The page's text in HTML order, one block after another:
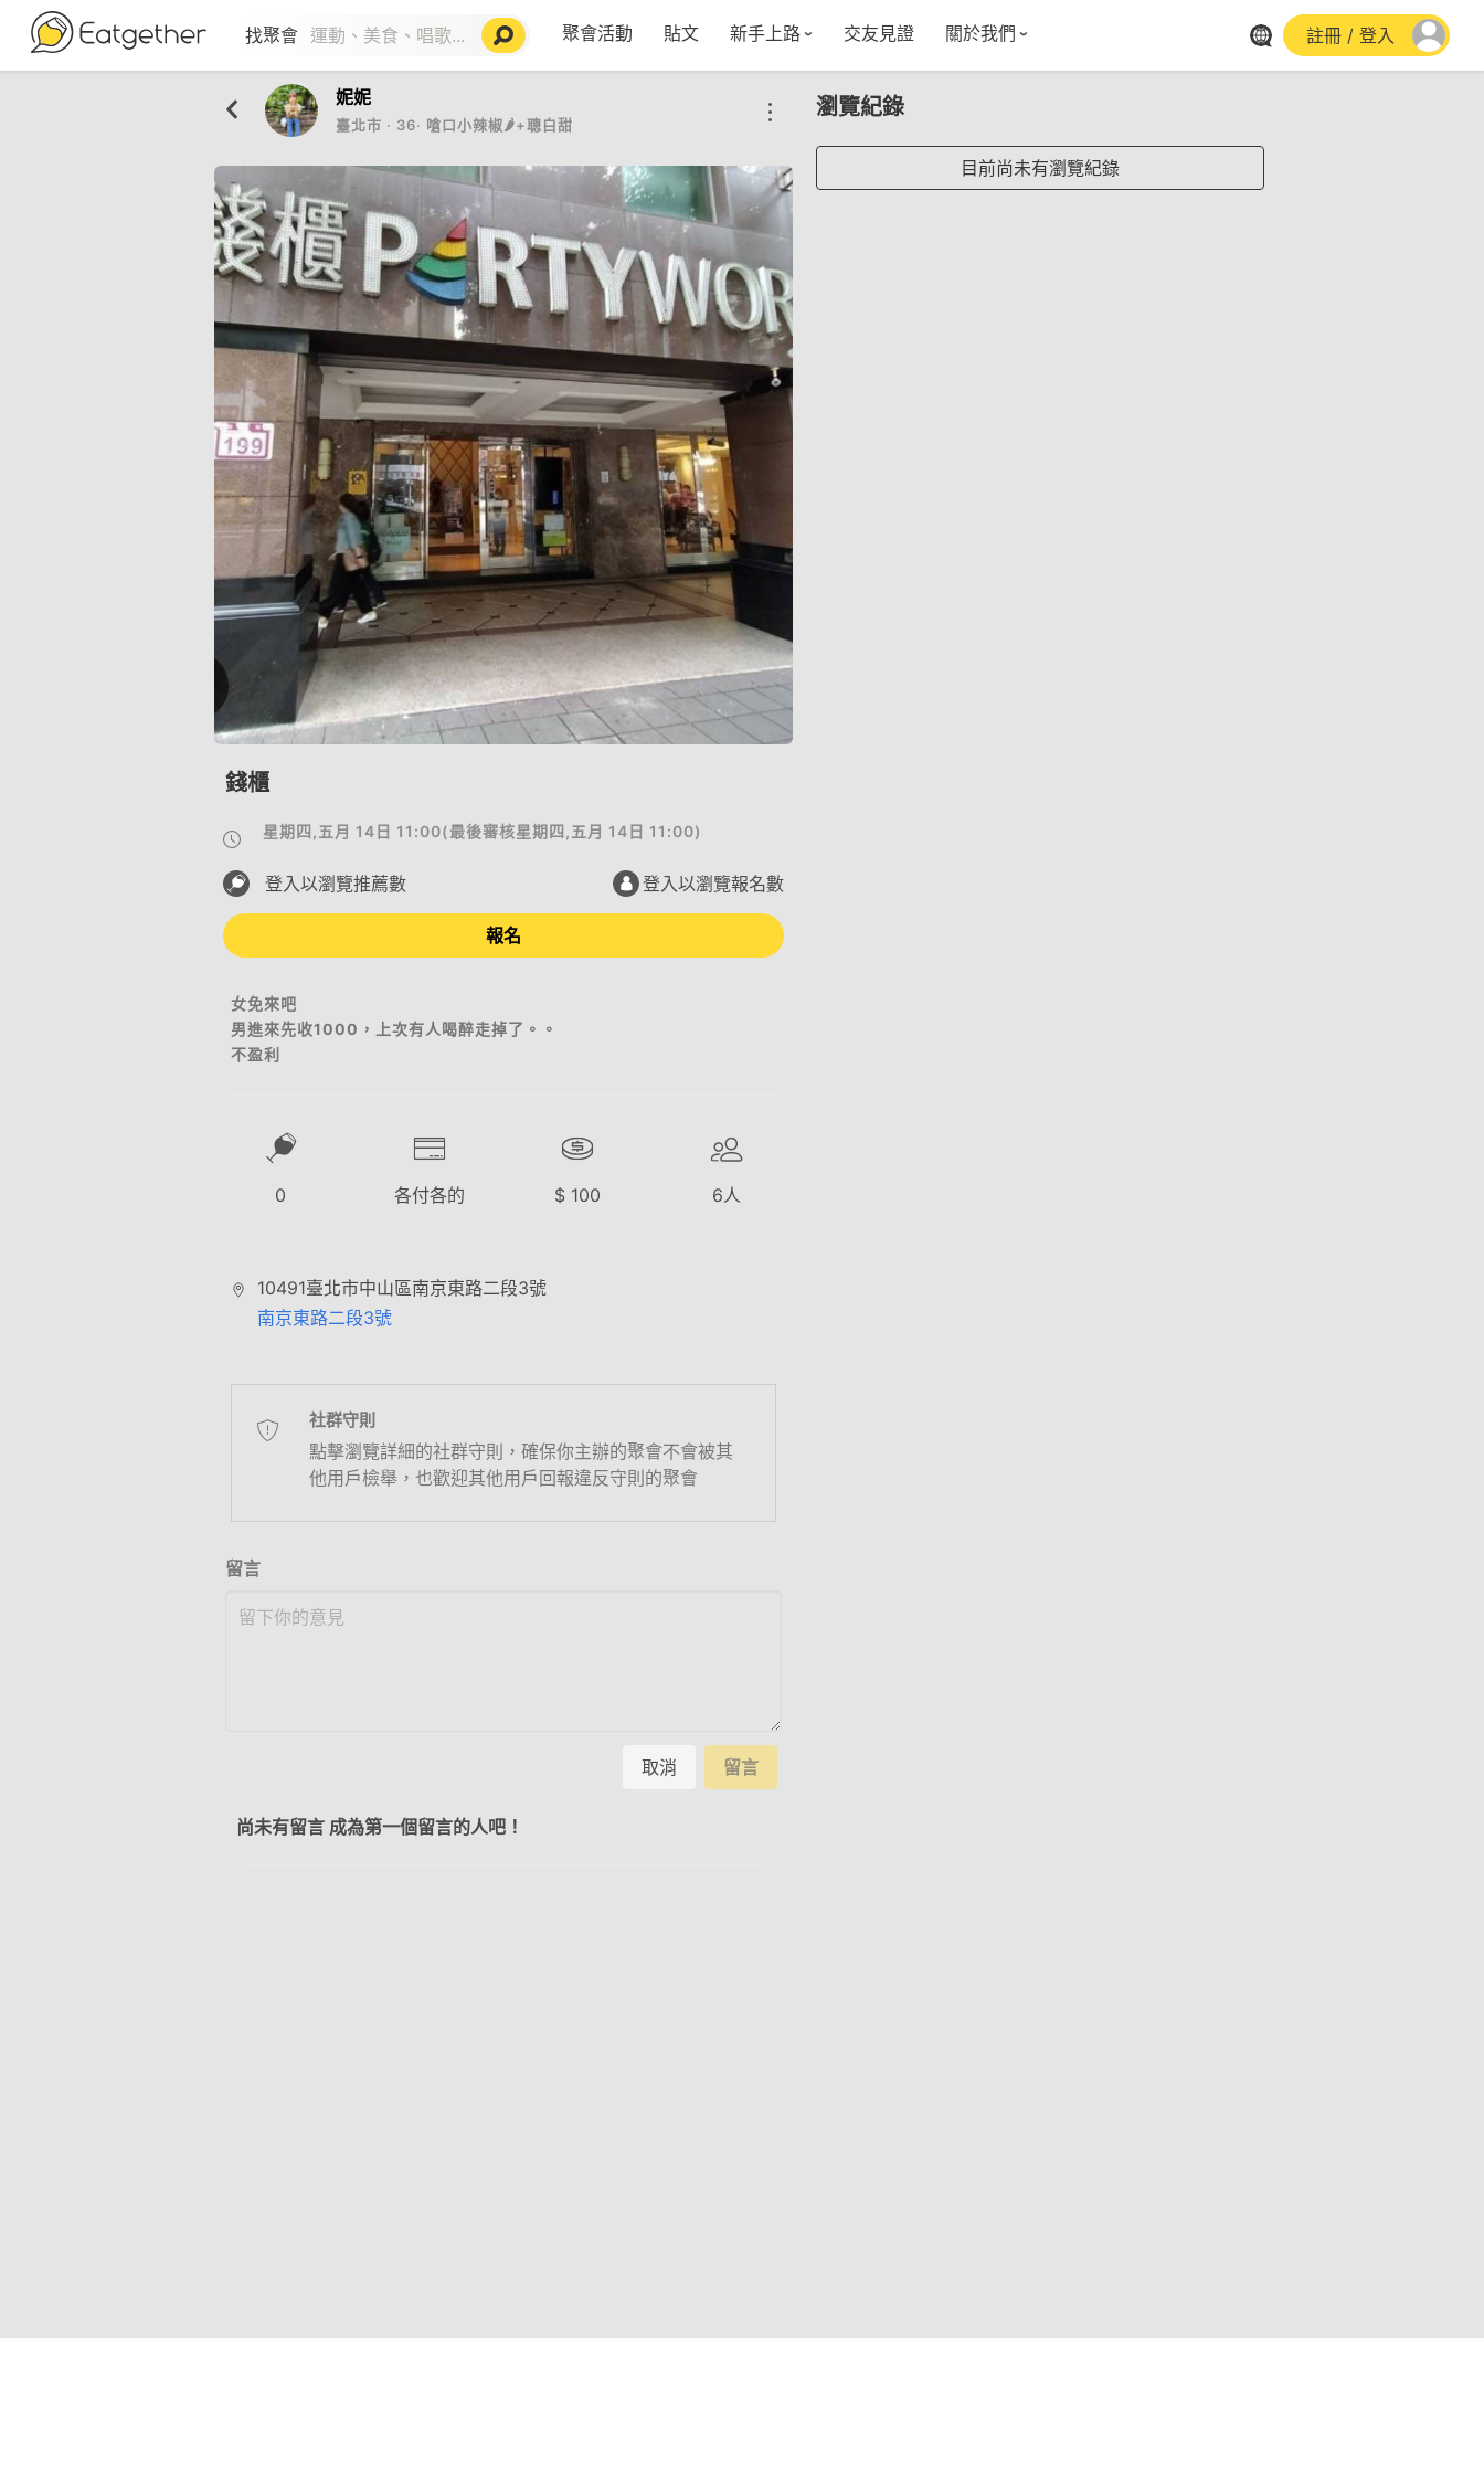
找聚會 聚會活動 貼文 新手上路
五大功能
VIP獨享
使用者指南
如何報名/舉辦聚會
常見Q&A
聚會主題推薦
節日特輯企劃
交友見證 關於我們
instagram
註冊 / 登入
妮妮
臺北市 ‧ 36‧ 嗆口小辣椒🌶️+聰白甜
錢櫃
星期四,五月 14日 11:00(最後審核星期四,五月 14日 11:00)
登入以瀏覽推薦數 登入以瀏覽報名數
報名
女免來吧
男進來先收1000，上次有人喝醉走掉了。。
不盈利
0 各付各的 $ 100 6人
10491臺北市中山區南京東路二段3號
南京東路二段3號
社群守則
點擊瀏覽詳細的社群守則，確保你主辦的聚會不會被其
他用戶檢舉，也歡迎其他用戶回報違反守則的聚會
留言
取消 留言
尚未有留言 成為第一個留言的人吧！
瀏覽紀錄
目前尚未有瀏覽紀錄